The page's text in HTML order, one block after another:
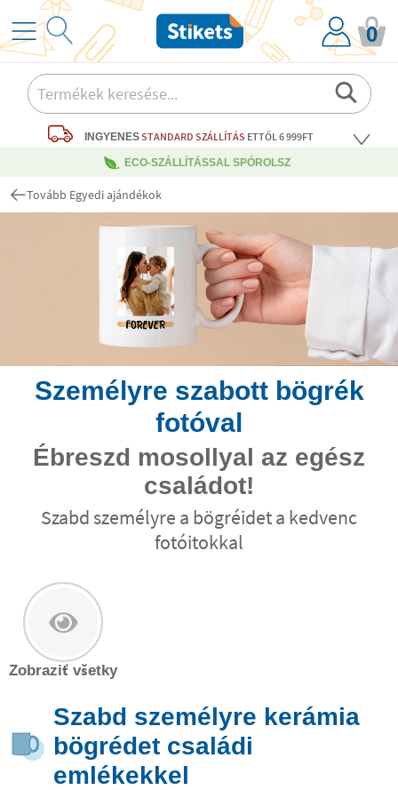
0
INGYENESSTANDARD SZÁLLÍTÁS ETTŐL 6 999FT
ECO-SZÁLLÍTÁSSAL SPÓROLSZ
Tovább Egyedi ajándékok
Személyre szabott bögrék
fotóval
Ébreszd mosollyal az egész
családot!
Szabd személyre a bögréidet a kedvenc
fotóitokkal
Zobraziť všetky
Szabd személyre kerámia
bögrédet családi
emlékekkel